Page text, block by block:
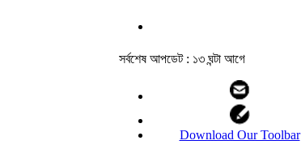
সর্বশেষ আপডেট : ১৩ ঘন্টা আগে
Download Our Toolbar